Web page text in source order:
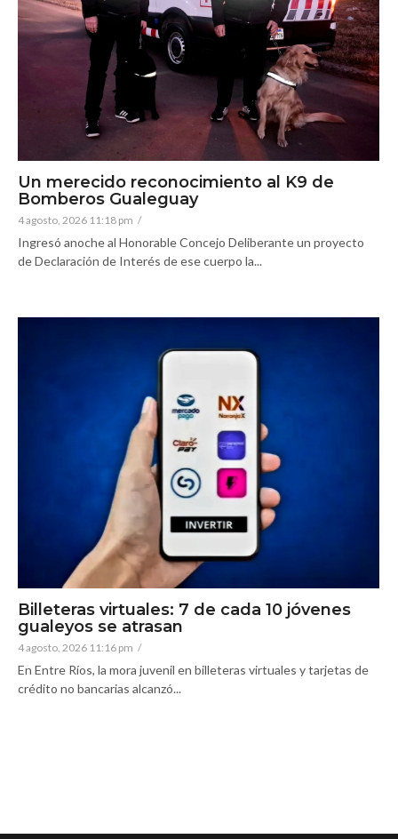
Un merecido reconocimiento al K9 de
Bomberos Gualeguay
4 agosto, 2026 11:18 pm /
Ingresó anoche al Honorable Concejo Deliberante un proyecto
de Declaración de Interés de ese cuerpo la...
Billeteras virtuales: 7 de cada 10 jóvenes
gualeyos se atrasan
4 agosto, 2026 11:16 pm /
En Entre Ríos, la mora juvenil en billeteras virtuales y tarjetas de
crédito no bancarias alcanzó...